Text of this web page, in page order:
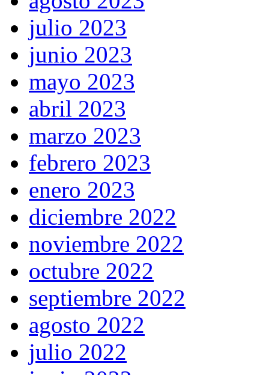
julio 2023
junio 2023
mayo 2023
abril 2023
marzo 2023
febrero 2023
enero 2023
diciembre 2022
noviembre 2022
octubre 2022
septiembre 2022
agosto 2022
julio 2022